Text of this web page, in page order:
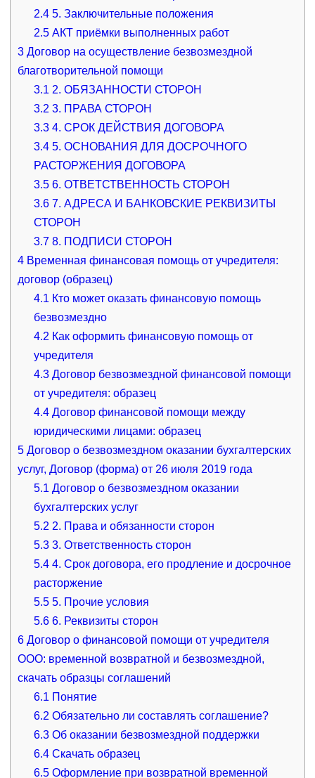
2.4 5. Заключительные положения
2.5 АКТ приёмки выполненных работ
3Договор на осуществление безвозмездной
благотворительной помощи
3.1 2. ОБЯЗАННОСТИ СТОРОН
3.2 3. ПРАВА СТОРОН
3.3 4. СРОК ДЕЙСТВИЯ ДОГОВОРА
3.4 5. ОСНОВАНИЯ ДЛЯ ДОСРОЧНОГО
РАСТОРЖЕНИЯ ДОГОВОРА
3.5 6. ОТВЕТСТВЕННОСТЬ СТОРОН
3.6 7. АДРЕСА И БАНКОВСКИЕ РЕКВИЗИТЫ
СТОРОН
3.7 8. ПОДПИСИ СТОРОН
4Временная финансовая помощь от учредителя:
договор (образец)
4.1 Кто может оказать финансовую помощь
безвозмездно
4.2 Как оформить финансовую помощь от
учредителя
4.3 Договор безвозмездной финансовой помощи
от учредителя: образец
4.4 Договор финансовой помощи между
юридическими лицами: образец
5Договор о безвозмездном оказании бухгалтерских
услуг, Договор (форма) от 26 июля 2019 года
5.1 Договор о безвозмездном оказании
бухгалтерских услуг
5.2 2. Права и обязанности сторон
5.3 3. Ответственность сторон
5.4 4. Срок договора, его продление и досрочное
расторжение
5.5 5. Прочие условия
5.6 6. Реквизиты сторон
6Договор о финансовой помощи от учредителя
ООО: временной возвратной и безвозмездной,
скачать образцы соглашений
6.1 Понятие
6.2 Обязательно ли составлять соглашение?
6.3 Об оказании безвозмездной поддержки
6.4 Скачать образец
6.5 Оформление при возвратной временной